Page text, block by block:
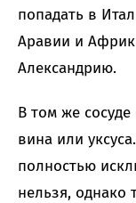
попадать в
Аравии и
Александрию.
В том же
вина или
полностью
нельзя, однако